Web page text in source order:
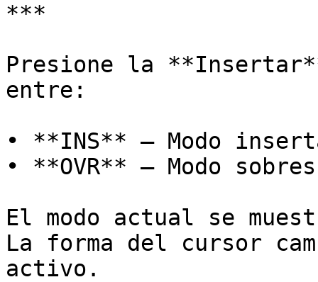
***
Presione la
entre:
• **INS** – Modo
• **OVR** – Modo
El modo actual se
La forma del cursor
activo.